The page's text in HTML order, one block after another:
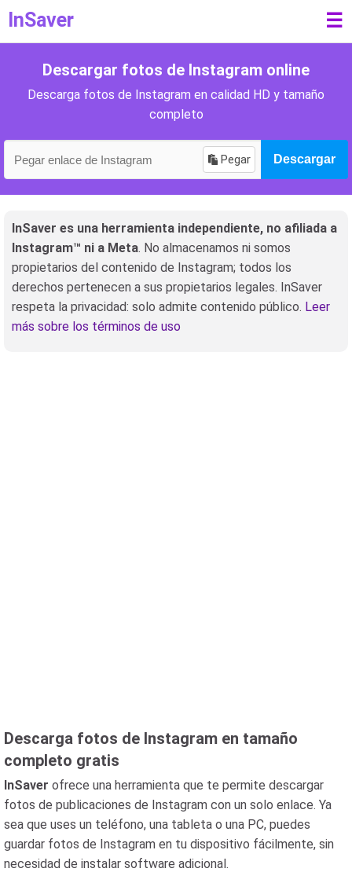
InSaver ☰
Descargar fotos de Instagram online
Descarga fotos de Instagram en calidad HD y tamaño
completo
Pegar Descargar
InSaver es una herramienta independiente, no afiliada a
Instagram™ ni a Meta. No almacenamos ni somos
propietarios del contenido de Instagram; todos los
derechos pertenecen a sus propietarios legales. InSaver
respeta la privacidad: solo admite contenido público. Leer
más sobre los términos de uso
Descarga fotos de Instagram en tamaño
completo gratis
InSaver ofrece una herramienta que te permite descargar
fotos de publicaciones de Instagram con un solo enlace. Ya
sea que uses un teléfono, una tableta o una PC, puedes
guardar fotos de Instagram en tu dispositivo fácilmente, sin
necesidad de instalar software adicional.